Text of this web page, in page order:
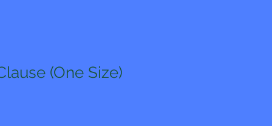
(One Size)